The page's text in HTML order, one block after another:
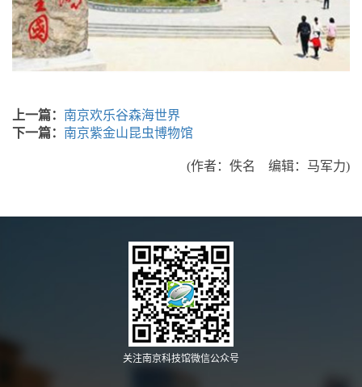
上一篇： 南京欢乐谷森海世界
下一篇： 南京紫金山昆虫博物馆
(作者：佚名 编辑：马军力)
关注南京科技馆微信公众号